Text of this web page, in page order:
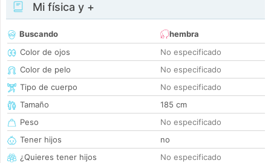
Mi física y +
Buscando
hembra
Color de ojos
No especificado
Color de pelo
No especificado
Tipo de cuerpo
No especificado
Tamaño
185 cm
Peso
No especificado
Tener hijos
no
¿Quieres tener hijos
No especificado